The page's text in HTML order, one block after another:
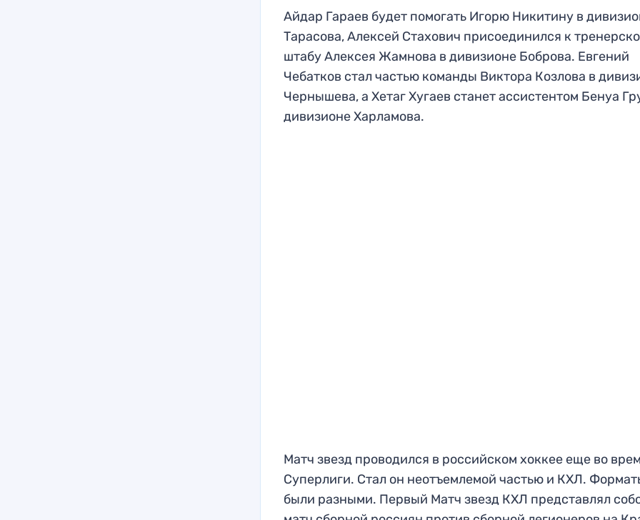
Айдар Гараев будет помогать Игорю Никитину в
Тарасова, Алексей Стахович присоединился к
штабу Алексея Жамнова в дивизионе Боброва. Евгений
Чебатков стал частью команды Виктора Козлова в
Чернышева, а Хетаг Хугаев станет ассистентом Бенуа
дивизионе Харламова.
Матч звезд проводился в российском хоккее еще во
Суперлиги. Стал он неотъемлемой частью и КХЛ.
были разными. Первый Матч звезд КХЛ представлял